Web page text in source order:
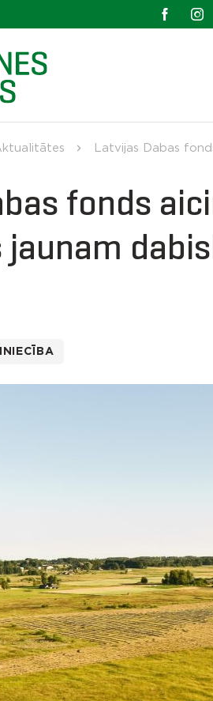
Latvijas Dabas
fonds